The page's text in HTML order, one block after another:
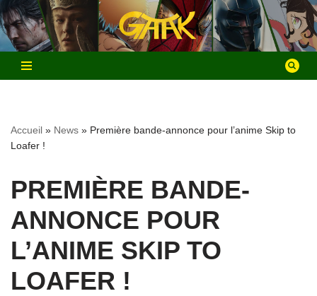
Aller
au
contenu
Accueil » News » Première bande-annonce pour l’anime Skip to
Loafer !
PREMIÈRE BANDE-
ANNONCE POUR
L’ANIME SKIP TO
LOAFER !